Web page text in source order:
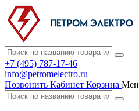
+7 (495) 787-17-46
info@petromelectro.ru
Позвонить Кабинет Корзина